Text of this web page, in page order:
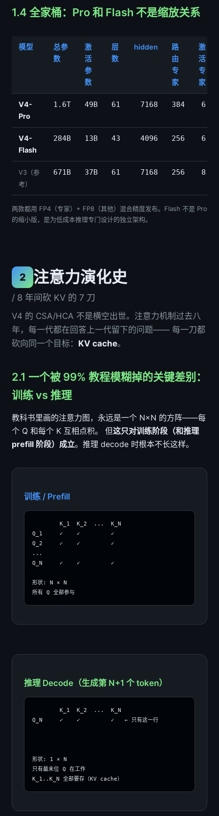
1.4 全家桶：Pro 和 Flash 不是缩放关系
模型
总参
数
激
活
参
数
层
数
hidden
路
由
专
家
激
活
专
家
V4-
Pro
1.6T 49B 61 7168 384 6
V4-
Flash
284B 13B 43 4096 256 6
V3（参
考）
671B 37B 61 7168 256 8
两款都用 FP4（专家）+ FP8（其他）混合精度发布。Flash 不是 Pro
的缩小版，是为低成本推理专门设计的独立架构。
2 注意力演化史
/ 8 年间砍 KV 的 7 刀
V4 的 CSA/HCA 不是横空出世。注意力机制过去八
年，每一代都在回答上一代留下的问题—— 每一刀都
砍向同一个目标： KV cache。
2.1 一个被 99% 教程模糊掉的关键差别：
训练 vs 推理
教科书里画的注意力图，永远是一个 N×N 的方阵——每
个 Q 和每个 K 互相点积。 但这只对训练阶段（和推理
prefill 阶段）成立。推理 decode 时根本不长这样。
训练 / Prefill
        K_1  K_2  ...  K_N
Q_1     ✓    ✓         ✓
Q_2     ✓    ✓         ✓
...
Q_N     ✓    ✓         ✓
形状: N × N
所有 Q 全部参与
推理 Decode（生成第 N+1 个 token）
        K_1  K_2  ...  K_N
Q_N     ✓    ✓         ✓   ← 只有这一行
形状: 1 × N
只有最末位 Q 在工作
K_1..K_N 全部要存（KV cache）